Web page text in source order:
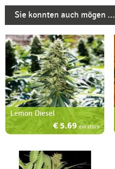
Sie konnten auch mögen ...
Lemon Diesel
€ 5.69ein stück